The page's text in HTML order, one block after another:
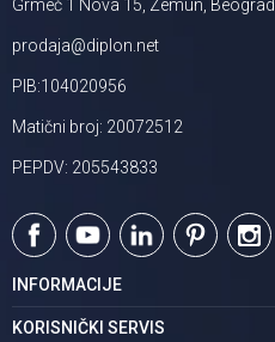
Grmeč 1 Nova 15, Zemun, Beograd
prodaja@diplon.net
PIB:104020956
Matični broj: 20072512
PEPDV: 205543833
INFORMACIJE
O nama
KORISNIČKI SERVIS